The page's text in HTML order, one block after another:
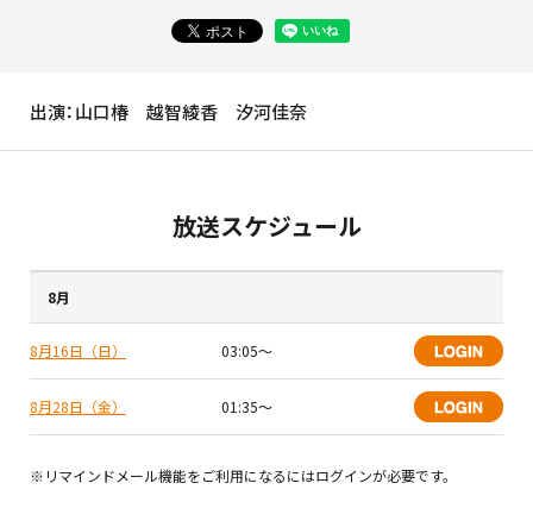
出演：山口椿 越智綾香 汐河佳奈
放送スケジュール
8月
8月16日（日） 03:05〜
8月28日（金） 01:35〜
※リマインドメール機能をご利用になるにはログインが必要です。